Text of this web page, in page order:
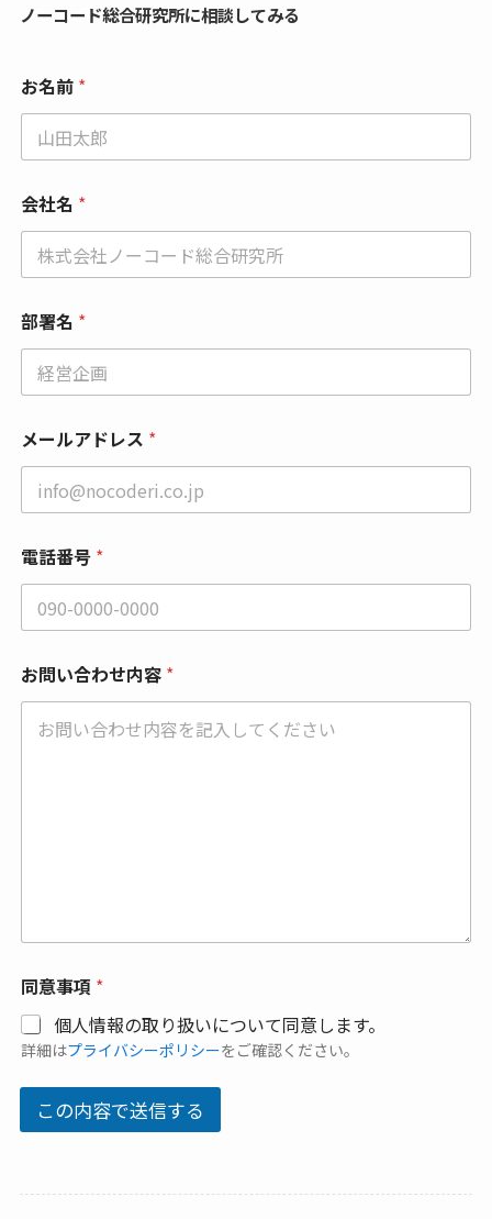
ノーコード総合研究所に相談してみる
話
番
電
番
号
電
番
お名前 *
会社名 *
部署名 *
メールアドレス *
電話番号 *
お問い合わせ内容 *
同意事項 *
個人情報の取り扱いについて同意します。
詳細はプライバシーポリシーをご確認ください。
この内容で送信する